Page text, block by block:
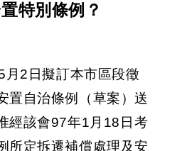
特別條例？
2日擬訂本市區段徵
置自治條例（草案）送
經該會97年1月18日考
所定拆遷補償處理及安